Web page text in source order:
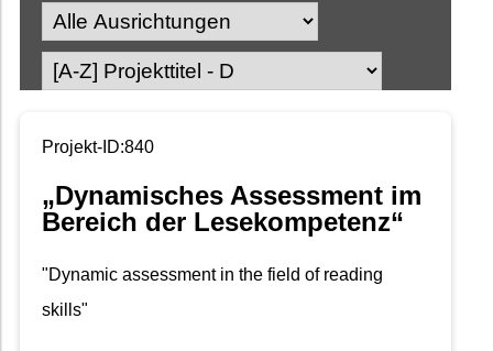
Projekt-ID:840
„Dynamisches Assessment im
Bereich der Lesekompetenz“
"Dynamic assessment in the field of reading
skills"